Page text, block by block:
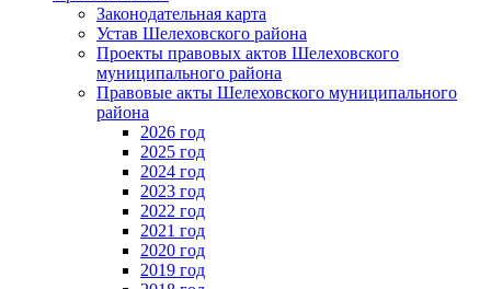
Законодательная карта
Устав Шелеховского района
Проекты правовых актов Шелеховского
муниципального района
Правовые акты Шелеховского муниципального
района
2026 год
2025 год
2024 год
2023 год
2022 год
2021 год
2020 год
2019 год